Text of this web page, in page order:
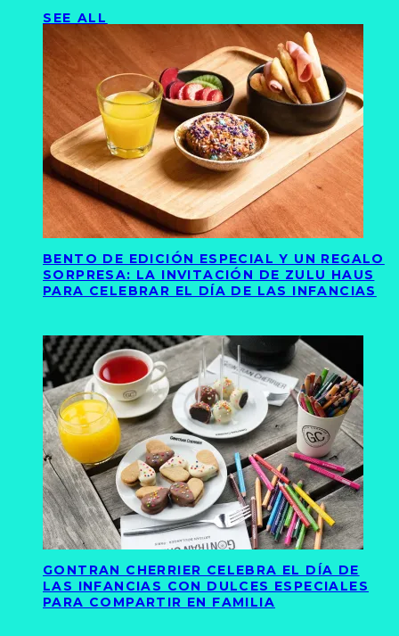
SEE ALL
BENTO DE EDICIÓN ESPECIAL Y UN REGALO
SORPRESA: LA INVITACIÓN DE ZULU HAUS
PARA CELEBRAR EL DÍA DE LAS INFANCIAS
GONTRAN CHERRIER CELEBRA EL DÍA DE
LAS INFANCIAS CON DULCES ESPECIALES
PARA COMPARTIR EN FAMILIA